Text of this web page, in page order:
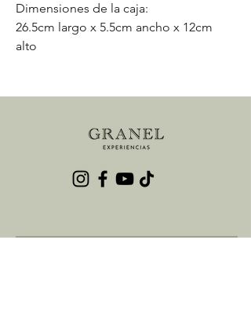
Dimensiones de la caja:
26.5cm largo x 5.5cm ancho x 12cm
alto